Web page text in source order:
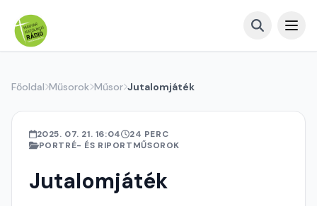
Főoldal Műsorok Műsor Jutalomjáték
2025. 07. 21. 16:04
24 PERC
PORTRÉ- ÉS RIPORTMŰSOROK
Jutalomjáték